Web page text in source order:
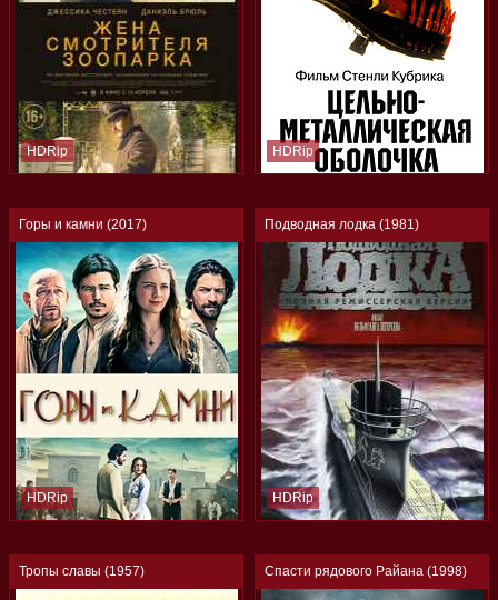
HDRip HDRip
Горы и камни (2017)
HDRip
Подводная лодка (1981)
HDRip
Тропы славы (1957) Спасти рядового Райана (1998)